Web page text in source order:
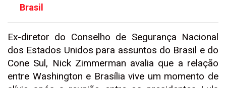
Brasil
Ex-diretor do Conselho de Segurança Nacional
dos Estados Unidos para assuntos do Brasil e do
Cone Sul, Nick Zimmerman avalia que a relação
entre Washington e Brasília vive um momento de